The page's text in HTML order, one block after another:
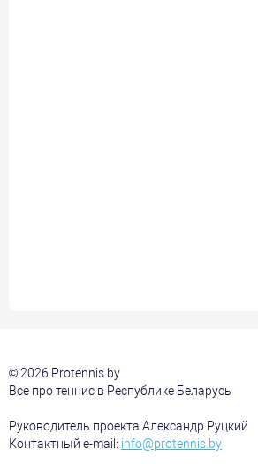
© 2026 Protennis.by
Все про теннис в Республике Беларусь
Руководитель проекта Александр Руцкий
Контактный e-mail: info@protennis.by